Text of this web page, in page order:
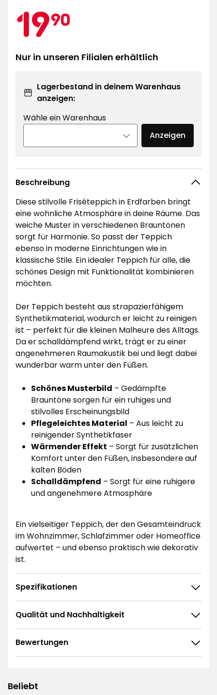
Aktionspreis
1990
€
Nur in unseren Filialen erhältlich
Lagerbestand in deinem Warenhaus
anzeigen:
Wähle ein Warenhaus
Anzeigen
Beschreibung
Diese stilvolle Friséteppich in Erdfarben bringt
eine wohnliche Atmosphäre in deine Räume. Das
weiche Muster in verschiedenen Brauntönen
sorgt für Harmonie. So passt der Teppich
ebenso in moderne Einrichtungen wie in
klassische Stile. Ein idealer Teppich für alle, die
schönes Design mit Funktionalität kombinieren
möchten.
Der Teppich besteht aus strapazierfähigem
Synthetikmaterial, wodurch er leicht zu reinigen
ist – perfekt für die kleinen Malheure des Alltags.
Da er schalldämpfend wirkt, trägt er zu einer
angenehmeren Raumakustik bei und liegt dabei
wunderbar warm unter den Füßen.
Schönes Musterbild – Gedämpfte
Brauntöne sorgen für ein ruhiges und
stilvolles Erscheinungsbild
Pflegeleichtes Material – Aus leicht zu
reinigender Synthetikfaser
Wärmender Effekt – Sorgt für zusätzlichen
Komfort unter den Füßen, insbesondere auf
kalten Böden
Schalldämpfend – Sorgt für eine ruhigere
und angenehmere Atmosphäre
Ein vielseitiger Teppich, der den Gesamteindruck
im Wohnzimmer, Schlafzimmer oder Homeoffice
aufwertet – und ebenso praktisch wie dekorativ
ist.
Spezifikationen
Qualität und Nachhaltigkeit
Bewertungen
4.7
Beliebt